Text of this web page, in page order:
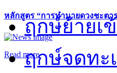
หลักสูตร “การทำนายดวงชะตา
Read more
ฤกษ์ย้ายเ
ฤกษ์จดทะ